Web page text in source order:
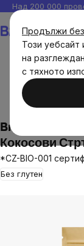
Продължи
Този уебсайт
на
с тяхното
Прескочи
към
съдържанието
Над 200 000
семена
BrainMax
Кокосови
*CZ-BIO-001
Без глутен